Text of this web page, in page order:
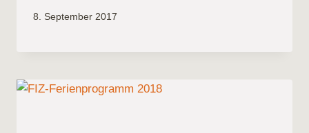
8. September 2017